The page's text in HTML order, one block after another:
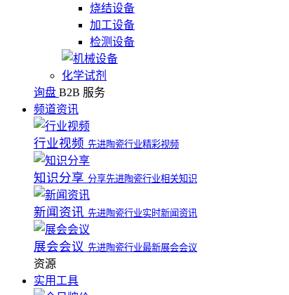
烧结设备
加工设备
检测设备
化学试剂
询盘 B2B 服务
频道资讯
行业视频 先进陶瓷行业精彩视频
知识分享 分享先进陶瓷行业相关知识
新闻资讯 先进陶瓷行业实时新闻资讯
展会会议 先进陶瓷行业最新展会会议
资源
实用工具